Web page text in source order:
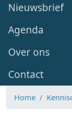
Nieuwsbrief
Agenda
Over ons
Contact
Home